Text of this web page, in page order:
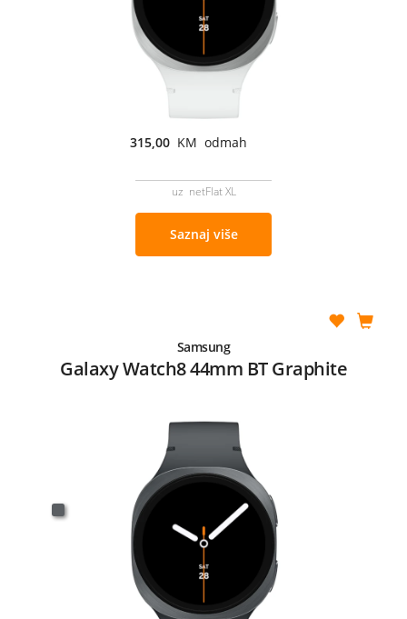
315,00 KM odmah
uz netFlat XL
Saznaj više
Samsung
Galaxy Watch8 44mm BT Graphite